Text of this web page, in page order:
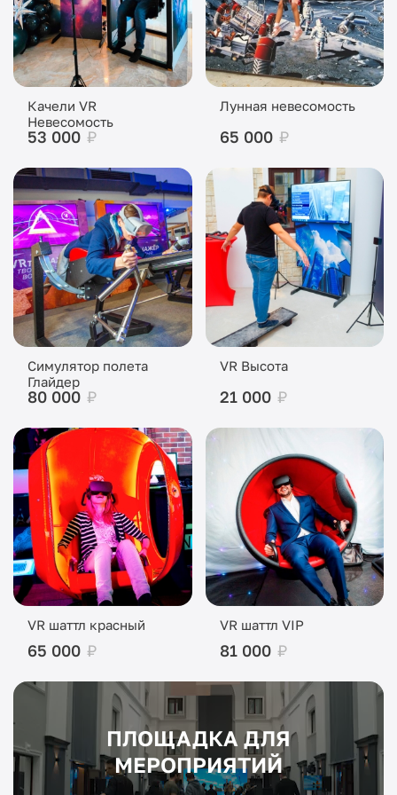
Качели VR
Невесомость
53 000 ₽
Лунная невесомость
65 000 ₽
Симулятор полета
Глайдер
80 000 ₽
VR Высота
21 000 ₽
VR шаттл красный
65 000 ₽
VR шаттл VIP
81 000 ₽
ПЛОЩАДКА ДЛЯ
МЕРОПРИЯТИЙ